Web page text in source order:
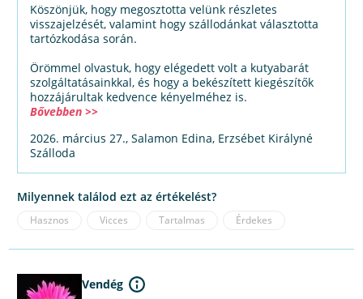
Köszönjük, hogy megosztotta velünk részletes
visszajelzését, valamint hogy szállodánkat választotta
tartózkodása során.
Örömmel olvastuk, hogy elégedett volt a kutyabarát
szolgáltatásainkkal, és hogy a bekészített kiegészítők
hozzájárultak kedvence kényelméhez is.
Bővebben >>
2026. március 27., Salamon Edina, Erzsébet Királyné
Szálloda
Milyennek találod ezt az értékelést?
Hasznos Vicces Tartalmas Érdekes
Vendég